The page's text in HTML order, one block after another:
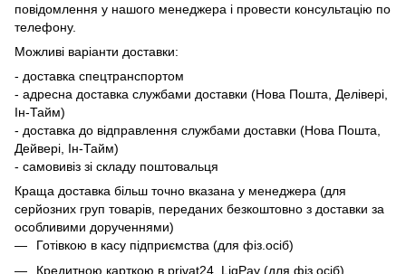
повідомлення у нашого менеджера і провести консультацію по
телефону.
Можливі варіанти доставки:
- доставка спецтранспортом
- адресна доставка службами доставки (Нова Пошта, Делівері,
Ін-Тайм)
- доставка до відправлення службами доставки (Нова Пошта,
Дейвері, Ін-Тайм)
- самовивіз зі складу поштовальця
Краща доставка більш точно вказана у менеджера (для
серйозних груп товарів, переданих безкоштовно з доставки за
особливими дорученнями)
Готівкою в касу підприємства (для фіз.осіб)
Кредитною карткою в privat24, LiqPay (для фіз.осіб)